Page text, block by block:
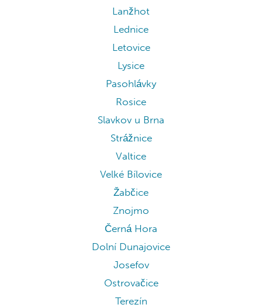
Lanžhot
Lednice
Letovice
Lysice
Pasohlávky
Rosice
Slavkov u Brna
Strážnice
Valtice
Velké Bílovice
Žabčice
Znojmo
Černá Hora
Dolní Dunajovice
Josefov
Ostrovačice
Terezín